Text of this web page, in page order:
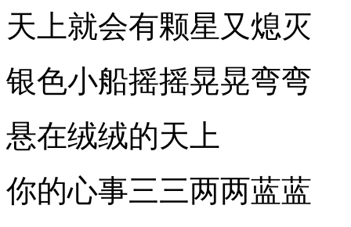
天上就会有颗星又熄灭
银色小船摇摇晃晃弯弯
悬在绒绒的天上
你的心事三三两两蓝蓝